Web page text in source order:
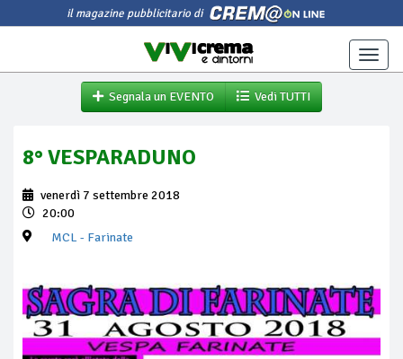
il magazine pubblicitario di
Toggle
Segnala un EVENTO
Vedi TUTTI
8° VESPARADUNO
venerdì 7 settembre 2018
20:00
MCL - Farinate